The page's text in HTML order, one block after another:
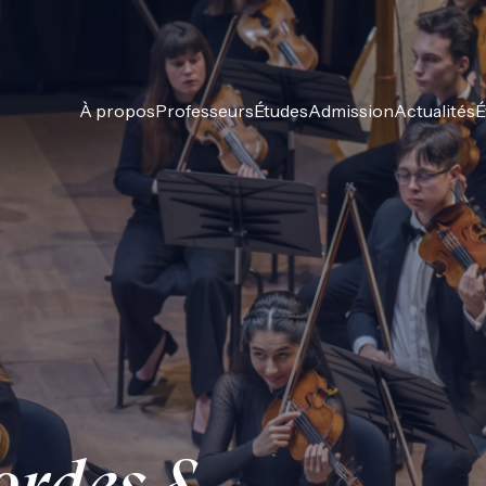
À proposProfesseursÉtudesAdmissionActualités